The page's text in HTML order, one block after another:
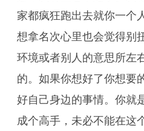
家都疯狂跑出去就你一个
想拿名次心里也会觉得别
环境或者别人的意思所左
的。如果你想好了你想要
好自己身边的事情。你就
成个高手，未必不能在这